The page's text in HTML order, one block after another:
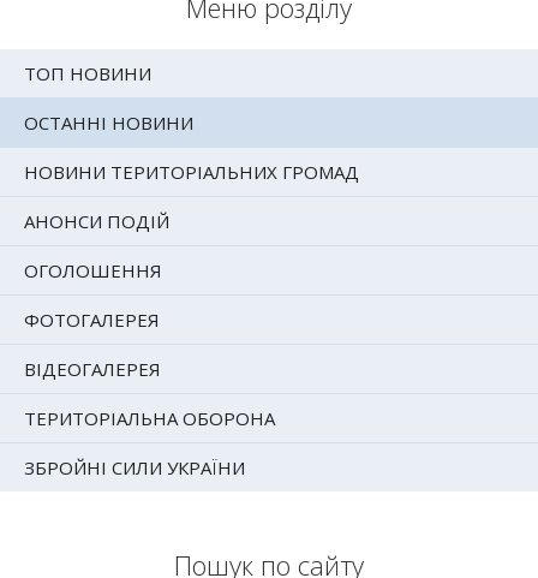
ТОП НОВИНИ
ОСТАННІ НОВИНИ
НОВИНИ ТЕРИТОРІАЛЬНИХ ГРОМАД
АНОНСИ ПОДІЙ
ОГОЛОШЕННЯ
ФОТОГАЛЕРЕЯ
ВІДЕОГАЛЕРЕЯ
ТЕРИТОРІАЛЬНА ОБОРОНА
ЗБРОЙНІ СИЛИ УКРАЇНИ
Пошук по сайту